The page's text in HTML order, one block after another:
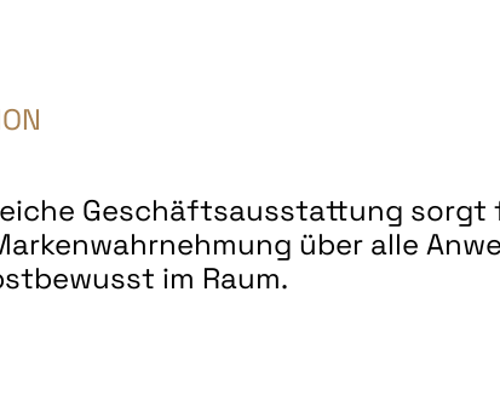
Geschäftsausstattung
über alle
im Raum.